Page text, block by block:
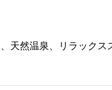
天然温泉、リラック